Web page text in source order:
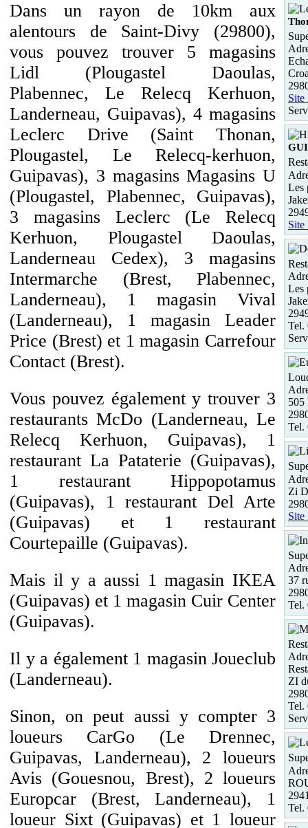
Dans un rayon de 10km aux
alentours de Saint-Divy (29800),
vous pouvez trouver 5 magasins
Lidl (Plougastel Daoulas,
Plabennec, Le Relecq Kerhuon,
Landerneau, Guipavas), 4 magasins
Leclerc Drive (Saint Thonan,
Plougastel, Le Relecq-kerhuon,
Guipavas), 3 magasins Magasins U
(Plougastel, Plabennec, Guipavas),
3 magasins Leclerc (Le Relecq
Kerhuon, Plougastel Daoulas,
Landerneau Cedex), 3 magasins
Intermarche (Brest, Plabennec,
Landerneau), 1 magasin Vival
(Landerneau), 1 magasin Leader
Price (Brest) et 1 magasin Carrefour
Contact (Brest).
Vous pouvez également y trouver 3
restaurants McDo (Landerneau, Le
Relecq Kerhuon, Guipavas), 1
restaurant La Pataterie (Guipavas),
1 restaurant Hippopotamus
(Guipavas), 1 restaurant Del Arte
(Guipavas) et 1 restaurant
Courtepaille (Guipavas).
Mais il y a aussi 1 magasin IKEA
(Guipavas) et 1 magasin Cuir Center
(Guipavas).
Il y a également 1 magasin Joueclub
(Landerneau).
Sinon, on peut aussi y compter 3
loueurs CarGo (Le Drennec,
Guipavas, Landerneau), 2 loueurs
Avis (Gouesnou, Brest), 2 loueurs
Europcar (Brest, Landerneau), 1
loueur Sixt (Guipavas) et 1 loueur
Site
Les
Site
Les
Tel.
Tel.
Zi
Site
37
Tel.
ZI
Tel.
Tel.